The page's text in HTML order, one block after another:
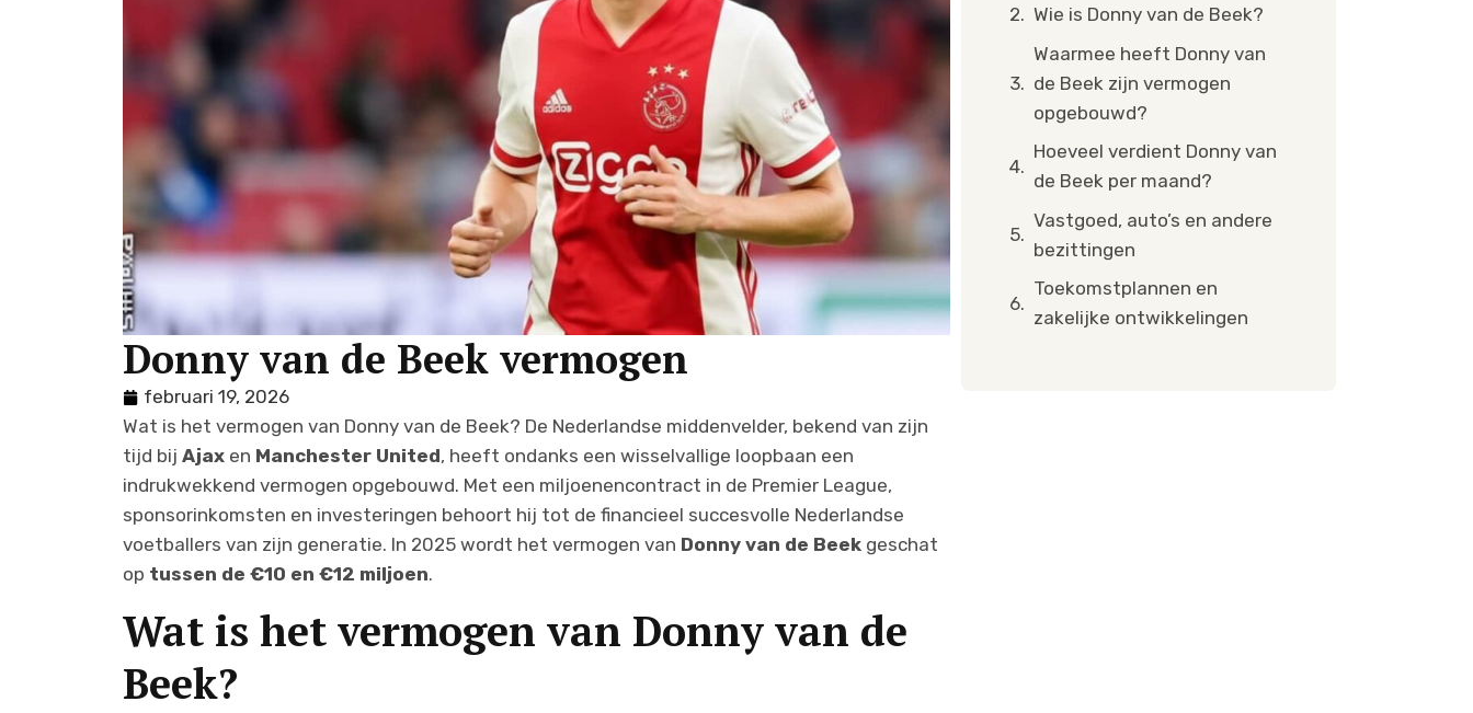
Donny van de Beek vermogen
februari 19, 2026
Wat is het vermogen van Donny van de Beek? De Nederlandse middenvelder, bekend van zijn
tijd bij Ajax en Manchester United, heeft ondanks een wisselvallige loopbaan een
indrukwekkend vermogen opgebouwd. Met een miljoenencontract in de Premier League,
sponsorinkomsten en investeringen behoort hij tot de financieel succesvolle Nederlandse
voetballers van zijn generatie. In 2025 wordt het vermogen van Donny van de Beek geschat
op tussen de €10 en €12 miljoen.
Wat is het vermogen van Donny van de
Beek?
Wie is Donny van de Beek?
Waarmee heeft Donny van
de Beek zijn vermogen
opgebouwd?
Hoeveel verdient Donny van
de Beek per maand?
Vastgoed, auto’s en andere
bezittingen
Toekomstplannen en
zakelijke ontwikkelingen